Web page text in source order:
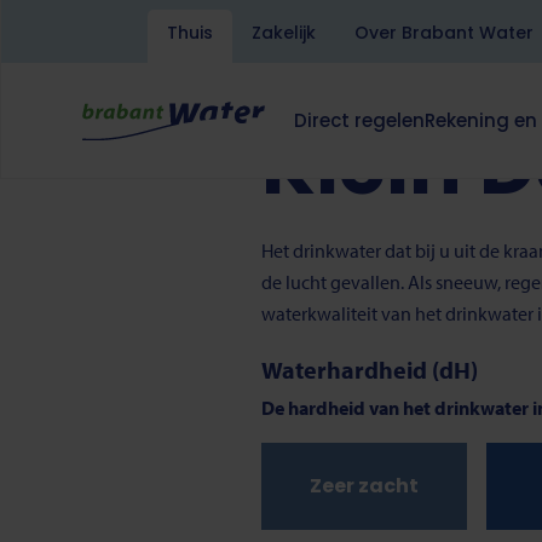
Hoofdnavigatie Direct regelen
Dit
deze
open
of
dicht.
Rekening
Dit
deze
open
of
dicht.
Thuis Zakelijk Over Brabant Water
Kruimelpad
Home Drinkwater Klein
Klein
Het drinkwater dat bij u uit de
de lucht gevallen. Als sneeuw,
waterkwaliteit van het drinkwater
Waterhardheid (dH)
De hardheid van het drinkwater
Zeer zacht